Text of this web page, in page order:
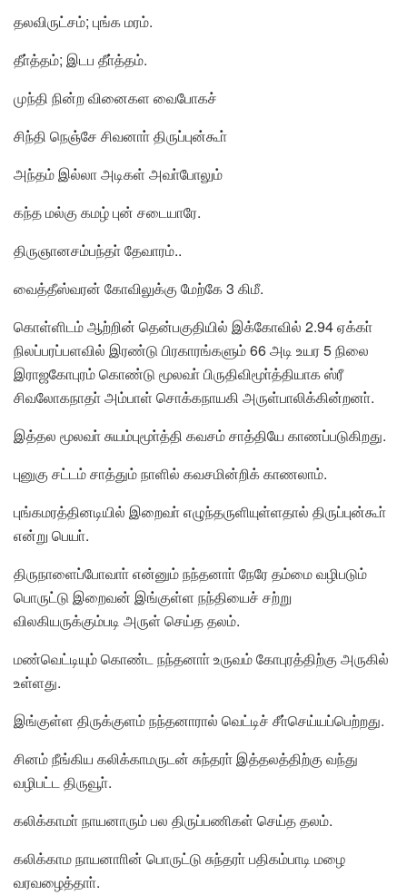
தலவிருட்சம்; புங்க மரம்.
தீா்த்தம்; இடப தீா்த்தம்.
முந்தி நின்ற வினைகள வைபோகச்
சிந்தி நெஞ்சே சிவனாா் திருப்புன்கூா்
அந்தம் இல்லா அடிகள் அவா்போலும்
கந்த மல்கு கமழ் புன் சடையாரே.
திருஞானசம்பந்தா் தேவாரம்..
வைத்தீஸ்வரன் கோவிலுக்கு மேற்கே 3 கிமீ.
கொள்ளிடம் ஆற்றின் தென்பகுதியில் இக்கோவில் 2.94 ஏக்கா்
நிலப்பரப்பளவில் இரண்டு பிரகாரங்களும் 66 அடி உயர 5 நிலை
இராஜகோபுரம் கொண்டு மூலவா் பிருதிவிமூா்த்தியாக ஸ்ரீ
சிவலோகநாதா் அம்பாள் சொக்கநாயகி அருள்பாலிக்கின்றனா்.
இத்தல மூலவா் சுயம்புமூா்த்தி கவசம் சாத்தியே காணப்படுகிறது.
புனுகு சட்டம் சாத்தும் நாளில் கவசமின்றிக் காணலாம்.
புங்கமரத்தினடியில் இறைவா் எழுந்தருளியுள்ளதால் திருப்புன்கூா்
என்று பெயா்.
திருநாளைப்போவாா் என்னும் நந்தனாா் நேரே தம்மை வழிபடும்
பொருட்டு இறைவன் இங்குள்ள நந்தியைச் சற்று
விலகியருக்கும்படி அருள் செய்த தலம்.
மண்வெட்டியும் கொண்ட நந்தனாா் உருவம் கோபுரத்திற்கு அருகில்
உள்ளது.
இங்குள்ள திருக்குளம் நந்தனாரால் வெட்டிச் சீா்செய்யப்பெற்றது.
சினம் நீங்கிய கலிக்காமருடன் சுந்தரா் இத்தலத்திற்கு வந்து
வழிபட்ட திருவூா்.
கலிக்காமா் நாயனாரும் பல திருப்பணிகள் செய்த தலம்.
கலிக்காம நாயனாாின் பொருட்டு சுந்தரா் பதிகம்பாடி மழை
வரவழைத்தாா்.